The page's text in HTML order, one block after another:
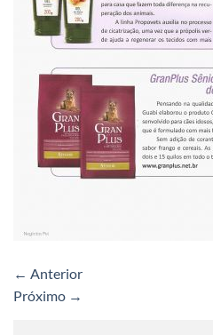
← Anterior
Próximo →